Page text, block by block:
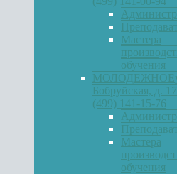
Мастера
обучения
МОЛОДЕЖНОЕ
Бобруйская, д.
(499) 141-15-76
Мастера
обучения